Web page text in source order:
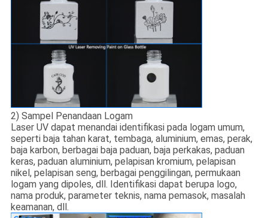
2) Sampel Penandaan Logam
Laser UV dapat menandai identifikasi pada logam umum,
seperti baja tahan karat, tembaga, aluminium, emas, perak,
baja karbon, berbagai baja paduan, baja perkakas, paduan
keras, paduan aluminium, pelapisan kromium, pelapisan
nikel, pelapisan seng, berbagai penggilingan, permukaan
logam yang dipoles, dll. Identifikasi dapat berupa logo,
nama produk, parameter teknis, nama pemasok, masalah
keamanan, dll.